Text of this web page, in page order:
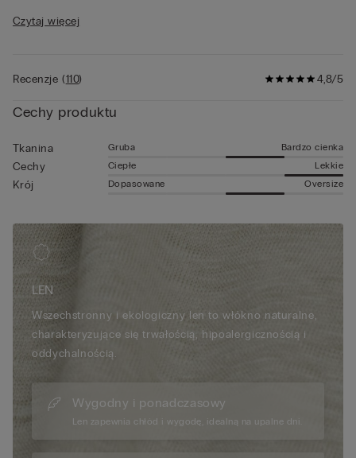
wykończenie, jak ten przedstawiony na tej stronie.
Czytaj więcej
4,8/5
Recenzje(110)
Cechy produktu
Tkanina Gruba Bardzo cienka
Cechy Ciepłe Lekkie
Krój Dopasowane Oversize
LEN
Wszechstronny i ekologiczny len to włókno naturalne,
charakteryzujące się trwałością, hipoalergicznością i
oddychalnością.
Wygodny i ponadczasowy
Len zapewnia chłód i wygodę, idealną na upalne dni.